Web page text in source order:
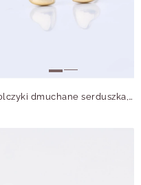
Kolczyki dmuchane serduszka, stal pozłacana S209969Z00